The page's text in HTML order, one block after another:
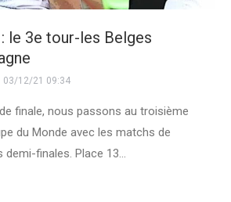
le 3e tour-les Belges
03/12/21 09:34
finale, nous passons au troisième
du Monde avec les matchs de
demi-finales. Place 13…